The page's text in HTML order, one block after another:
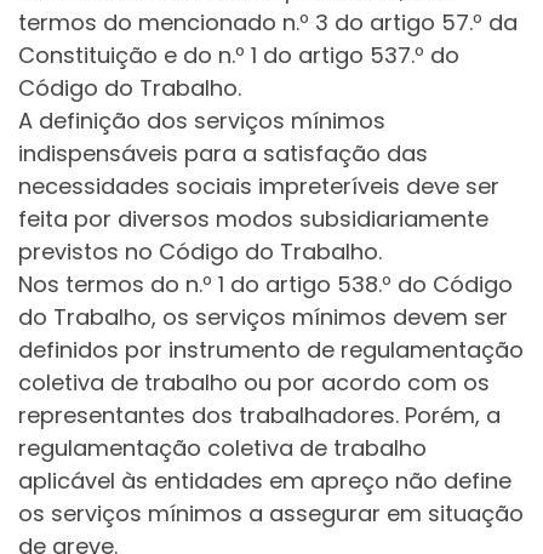
termos do mencionado n.º 3 do artigo 57.º da
Constituição e do n.º 1 do artigo 537.º do
Código do Trabalho.
A definição dos serviços mínimos
indispensáveis para a satisfação das
necessidades sociais impreteríveis deve ser
feita por diversos modos subsidiariamente
previstos no Código do Trabalho.
Nos termos do n.º 1 do artigo 538.º do Código
do Trabalho, os serviços mínimos devem ser
definidos por instrumento de regulamentação
coletiva de trabalho ou por acordo com os
representantes dos trabalhadores. Porém, a
regulamentação coletiva de trabalho
aplicável às entidades em apreço não define
os serviços mínimos a assegurar em situação
de greve.